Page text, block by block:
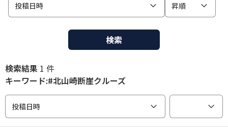
投稿日時
昇順
検索
検索結果 1 件
キーワード:#北山崎断崖クルーズ
投稿日時